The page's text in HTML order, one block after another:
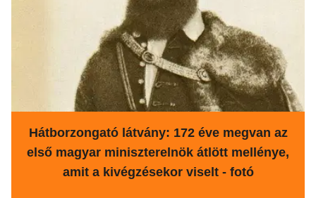
Hátborzongató látvány: 172 éve megvan az
első magyar miniszterelnök átlött mellénye,
amit a kivégzésekor viselt - fotó